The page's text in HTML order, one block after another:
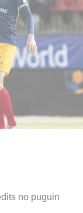
no puguin